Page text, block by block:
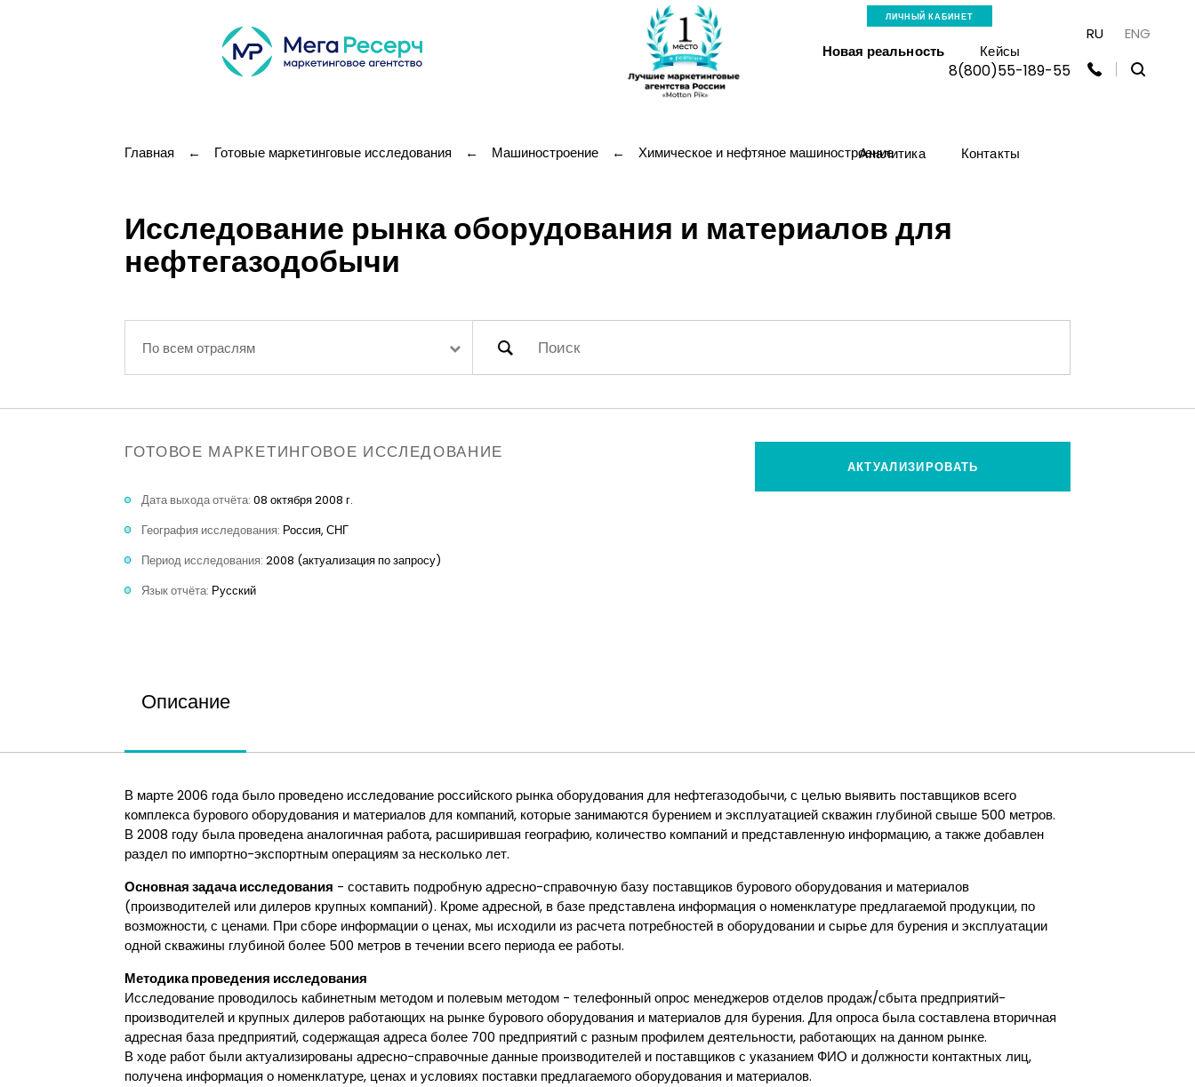
ЛИЧНЫЙ КАБИНЕТ
Новая реальность Кейсы
Аналитика Контакты
RU ENG
8(800)55-189-55
Главная ← Готовые маркетинговые исследования ← Машиностроение ← Химическое и нефтяное машиностроение
Исследование рынка оборудования и материалов для
нефтегазодобычи
По всем отраслям
ГОТОВОЕ МАРКЕТИНГОВОЕ ИССЛЕДОВАНИЕ
Дата выхода отчёта: 08 октября 2008 г.
География исследования: Россия, СНГ
Период исследования: 2008 (актуализация по запросу)
Язык отчёта: Русский
АКТУАЛИЗИРОВАТЬ
Описание
В марте 2006 года было проведено исследование российского рынка оборудования для нефтегазодобычи, с целью выявить поставщиков всего
комплекса бурового оборудования и материалов для компаний, которые занимаются бурением и эксплуатацией скважин глубиной свыше 500 метров.
В 2008 году была проведена аналогичная работа, расширившая географию, количество компаний и представленную информацию, а также добавлен
раздел по импортно-экспортным операциям за несколько лет.
Основная задача исследования - составить подробную адресно-справочную базу поставщиков бурового оборудования и материалов
(производителей или дилеров крупных компаний). Кроме адресной, в базе представлена информация о номенклатуре предлагаемой продукции, по
возможности, с ценами. При сборе информации о ценах, мы исходили из расчета потребностей в оборудовании и сырье для бурения и эксплуатации
одной скважины глубиной более 500 метров в течении всего периода ее работы.
Методика проведения исследования
Исследование проводилось кабинетным методом и полевым методом - телефонный опрос менеджеров отделов продаж/сбыта предприятий-
производителей и крупных дилеров работающих на рынке бурового оборудования и материалов для бурения. Для опроса была составлена вторичная
адресная база предприятий, содержащая адреса более 700 предприятий с разным профилем деятельности, работающих на данном рынке.
В ходе работ были актуализированы адресно-справочные данные производителей и поставщиков с указанием ФИО и должности контактных лиц,
получена информация о номенклатуре, ценах и условиях поставки предлагаемого оборудования и материалов.